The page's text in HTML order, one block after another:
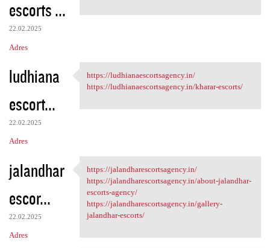
escorts ...
22.02.2025
Adres
ludhiana
escort...
22.02.2025
Adres
https://ludhianaescortsagency
https://ludhianaescortsagency.in/
https://ludhianaescortsagency.in/kharar-escorts/
jalandhar
escor...
22.02.2025
Adres
https:/
https://jalandharescortsagency.in/
https://jalandharescortsagency.in/about-jalandhar-
escorts-agency/
https://jalandharescortsagency.in/gallery-
jalandhar-escorts/